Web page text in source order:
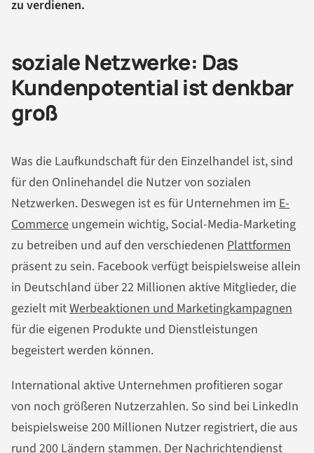
zu verdienen.
soziale Netzwerke: Das
Kundenpotential ist denkbar
groß
Was die Laufkundschaft für den Einzelhandel ist, sind
für den Onlinehandel die Nutzer von sozialen
Netzwerken. Deswegen ist es für Unternehmen im E-
Commerce ungemein wichtig, Social-Media-Marketing
zu betreiben und auf den verschiedenen Plattformen
präsent zu sein. Facebook verfügt beispielsweise allein
in Deutschland über 22 Millionen aktive Mitglieder, die
gezielt mitWerbeaktionen und Marketingkampagnen
für die eigenen Produkte und Dienstleistungen
begeistert werden können.
International aktive Unternehmen profitieren sogar
von noch größeren Nutzerzahlen. So sind bei LinkedIn
beispielsweise 200 Millionen Nutzer registriert, die aus
rund 200 Ländern stammen. Der Nachrichtendienst